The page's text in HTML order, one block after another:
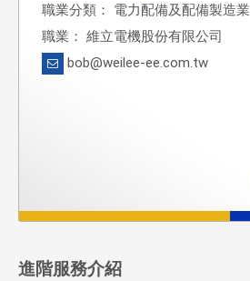
職業分類： 電力配備及配備製造業
職業： 維立電機股份有限公司
bob@weilee-ee.com.tw
進階服務介紹